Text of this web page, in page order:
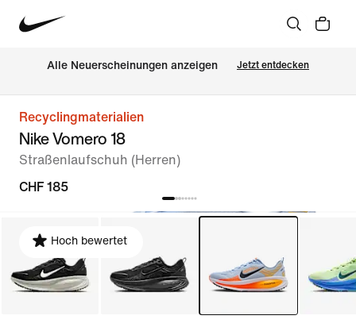
Alle Neuerscheinungen anzeigen Jetzt entdecken
Recyclingmaterialien
Nike Vomero 18
Straßenlaufschuh (Herren)
CHF 185
Hoch bewertet